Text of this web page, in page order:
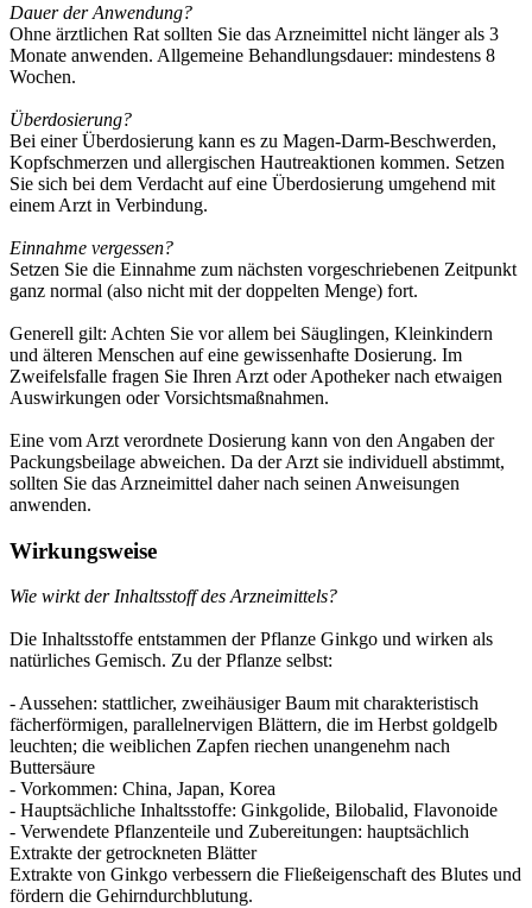
Dauer der Anwendung?
Ohne ärztlichen Rat sollten Sie das Arzneimittel nicht länger als 3
Monate anwenden. Allgemeine Behandlungsdauer: mindestens 8
Wochen.
Überdosierung?
Bei einer Überdosierung kann es zu Magen-Darm-Beschwerden,
Kopfschmerzen und allergischen Hautreaktionen kommen. Setzen
Sie sich bei dem Verdacht auf eine Überdosierung umgehend mit
einem Arzt in Verbindung.
Einnahme vergessen?
Setzen Sie die Einnahme zum nächsten vorgeschriebenen Zeitpunkt
ganz normal (also nicht mit der doppelten Menge) fort.
Generell gilt: Achten Sie vor allem bei Säuglingen, Kleinkindern
und älteren Menschen auf eine gewissenhafte Dosierung. Im
Zweifelsfalle fragen Sie Ihren Arzt oder Apotheker nach etwaigen
Auswirkungen oder Vorsichtsmaßnahmen.
Eine vom Arzt verordnete Dosierung kann von den Angaben der
Packungsbeilage abweichen. Da der Arzt sie individuell abstimmt,
sollten Sie das Arzneimittel daher nach seinen Anweisungen
anwenden.
Wirkungsweise
Wie wirkt der Inhaltsstoff des Arzneimittels?
Die Inhaltsstoffe entstammen der Pflanze Ginkgo und wirken als
natürliches Gemisch. Zu der Pflanze selbst:
- Aussehen: stattlicher, zweihäusiger Baum mit charakteristisch
fächerförmigen, parallelnervigen Blättern, die im Herbst goldgelb
leuchten; die weiblichen Zapfen riechen unangenehm nach
Buttersäure
- Vorkommen: China, Japan, Korea
- Hauptsächliche Inhaltsstoffe: Ginkgolide, Bilobalid, Flavonoide
- Verwendete Pflanzenteile und Zubereitungen: hauptsächlich
Extrakte der getrockneten Blätter
Extrakte von Ginkgo verbessern die Fließeigenschaft des Blutes und
fördern die Gehirn­durchblutung.